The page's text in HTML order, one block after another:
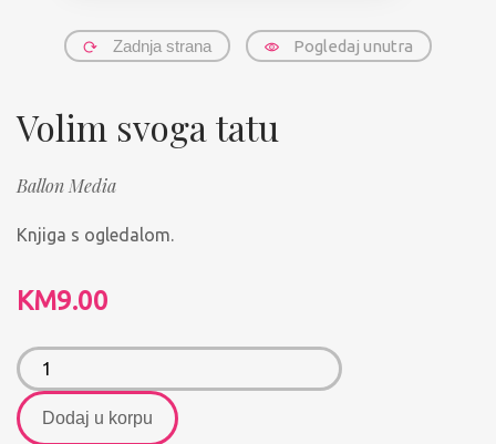
Zadnja strana Pogledaj unutra
Volim svoga tatu
Ballon Media
Knjiga s ogledalom.
KM9.00
Dodaj u korpu